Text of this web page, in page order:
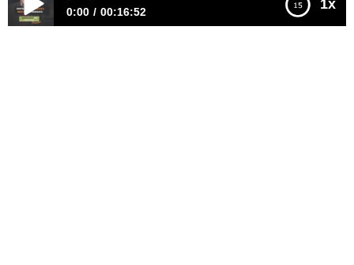
1x
0:00 00:16:52